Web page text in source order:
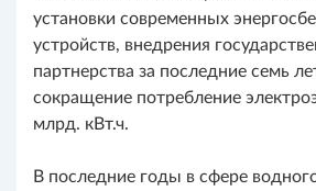
установки современных
устройств, внедрения
партнерства за последние семь
сокращение потребление
млрд. кВт.ч.
В последние годы в сфере